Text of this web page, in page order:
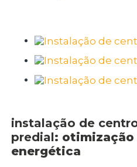
instalação de
predial:
energética